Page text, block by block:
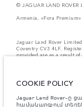
© JAGUAR LAND ROVER
Armenia, «Fora Premium»
Jaguar Land Rover
Coventry CV3 4LF.
provided are as a result
from market to market
contact your local dealer
Նշված կշիռներն
COOKIE POLICY
Jaguar Land Rover-ը
համակարգչում